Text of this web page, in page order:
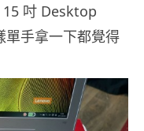
吋 Desktop
手拿一下都覺得